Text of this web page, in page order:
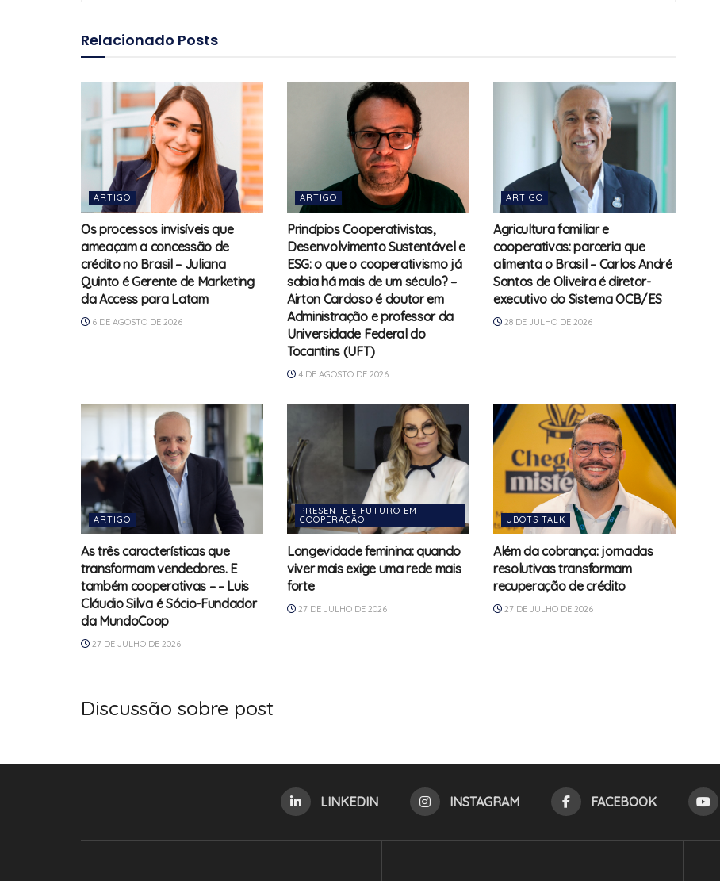
Relacionado Posts
ARTIGO
Os processos invisíveis que
ameaçam a concessão de
crédito no Brasil – Juliana
Quinto é Gerente de Marketing
da Access para Latam
6 DE AGOSTO DE 2026
ARTIGO
Princípios Cooperativistas,
Desenvolvimento Sustentável e
ESG: o que o cooperativismo já
sabia há mais de um século? –
Airton Cardoso é doutor em
Administração e professor da
Universidade Federal do
Tocantins (UFT)
4 DE AGOSTO DE 2026
ARTIGO
Agricultura familiar e
cooperativas: parceria que
alimenta o Brasil – Carlos André
Santos de Oliveira é diretor-
executivo do Sistema OCB/ES
28 DE JULHO DE 2026
ARTIGO
As três características que
transformam vendedores. E
também cooperativas – – Luis
Cláudio Silva é Sócio-Fundador
da MundoCoop
27 DE JULHO DE 2026
PRESENTE E FUTURO EM
COOPERAÇÃO
Longevidade feminina: quando
viver mais exige uma rede mais
forte
27 DE JULHO DE 2026
UBOTS TALK
Além da cobrança: jornadas
resolutivas transformam
recuperação de crédito
27 DE JULHO DE 2026
Discussão sobre post
LINKEDIN INSTAGRAM FACEBOOK